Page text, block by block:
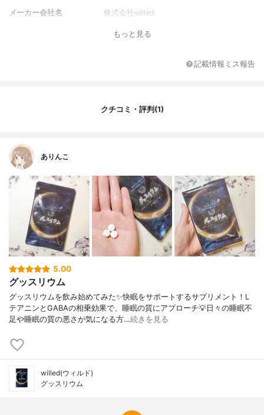
メーカー会社名 株式会社willed
もっと見る
記載情報ミス報告
クチコミ・評判(1)
ありんこ
5.00
グッスリウム
グッスリウムを飲み始めてみた✨快眠をサポートするサプリメント！L
テアニンとGABAの相乗効果で、睡眠の質にアプローチ💡日々の睡眠不
足や睡眠の質の悪さが気になる方…続きを見る
willed(ウィルド)
グッスリウム